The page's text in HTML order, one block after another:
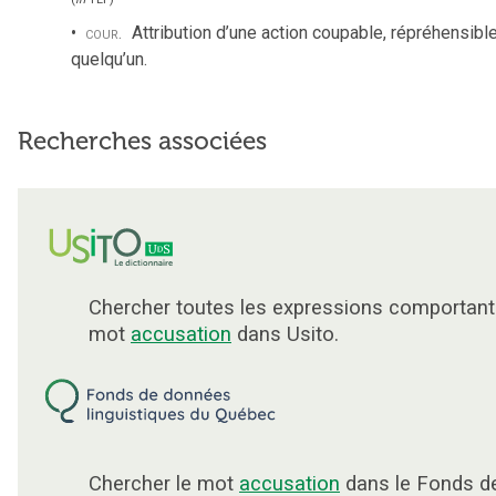
cour. Attribution d’une action coupable,
quelqu’un.
Recherches associées
Chercher toutes les expressions
mot accusation dans Usito.
Chercher le mot accusation dans le Fonds